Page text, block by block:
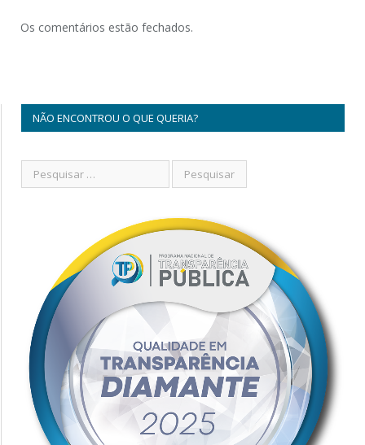
Os comentários estão fechados.
NÃO ENCONTROU O QUE QUERIA?